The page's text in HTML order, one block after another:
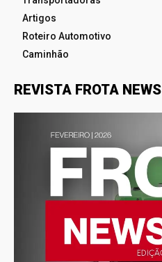
Artigos
Roteiro Automotivo
Caminhão
REVISTA FROTA NEWS